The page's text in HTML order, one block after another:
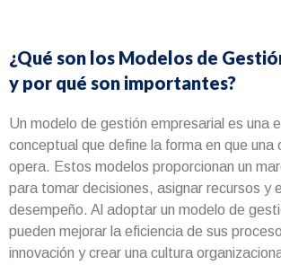
¿Qué son los Modelos de
y por qué son importantes?
Un modelo de gestión empresarial es una
conceptual que define la forma en que una
opera. Estos modelos proporcionan un
para tomar decisiones, asignar recursos y
desempeño. Al adoptar un modelo de
pueden mejorar la eficiencia de sus
innovación y crear una cultura